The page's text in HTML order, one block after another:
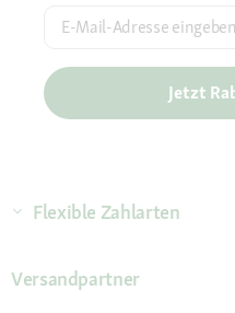
E-Mail-Adresse eingeben
Jetzt
Flexible Zahlarten
Versandpartner